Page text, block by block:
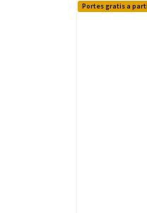
Portes gratis a